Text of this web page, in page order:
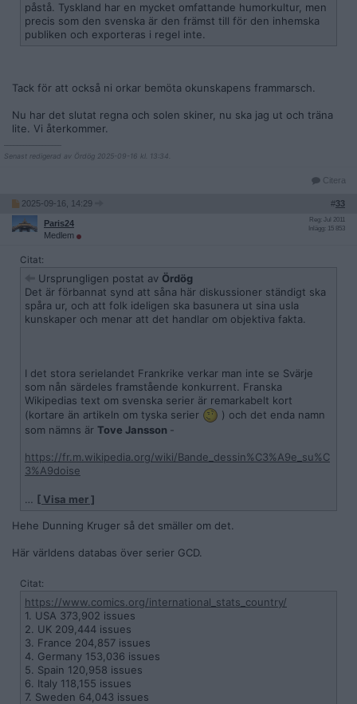
påstå. Tyskland har en mycket omfattande humorkultur, men
precis som den svenska är den främst till för den inhemska
publiken och exporteras i regel inte.
Tack för att också ni orkar bemöta okunskapens frammarsch.
Nu har det slutat regna och solen skiner, nu ska jag ut och träna
lite. Vi återkommer.
Senast redigerad av Ördög 2025-09-16 kl. 13:34.
Citera
2025-09-16, 14:29 #33
Paris24
Medlem
Reg: Jul 2011
Inlägg: 15 853
Citat:
Ursprungligen postat av Ördög
Det är förbannat synd att såna här diskussioner ständigt ska
spåra ur, och att folk ideligen ska basunera ut sina usla
kunskaper och menar att det handlar om objektiva fakta.
I det stora serielandet Frankrike verkar man inte se Svärje
som nån särdeles framstående konkurrent. Franska
Wikipedias text om svenska serier är remarkabelt kort
(kortare än artikeln om tyska serier
) och det enda namn
som nämns är Tove Jansson -
https://fr.m.wikipedia.org/wiki/Bande_dessin%C3%A9e_su%C
3%A9doise
- och i fransöska presentationer av
framom de övriga ländernas. Och Finland hänförs obekymrat
nave#
Åter en gång kan man undra vad det spelar för roll. Musse
Pigg och Kalle Anka skapades för tecknade filmer, Lilla Fridolf
för en radioserie, och Åsa-Nisse för humoristiska berättelser.
… [ Visa mer ]
Hehe Dunning Kruger så det smäller om det.
Här världens databas över serier GCD.
Citat:
https://www.comics.org/international_stats_country/
1. USA 373,902 issues
2. UK 209,444 issues
3. France 204,857 issues
4. Germany 153,036 issues
5. Spain 120,958 issues
6. Italy 118,155 issues
7. Sweden 64,043 issues